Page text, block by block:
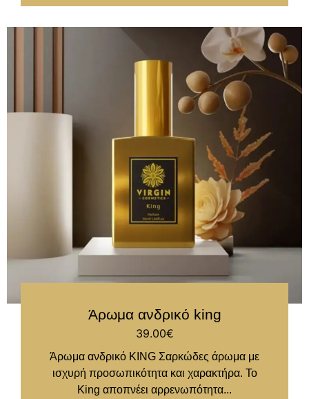
Άρωμα ανδρικό king
39.00€
Άρωμα ανδρικό KING Σαρκώδες άρωμα με
ισχυρή προσωπικότητα και χαρακτήρα. Το
King αποπνέει αρρενωπότητα...